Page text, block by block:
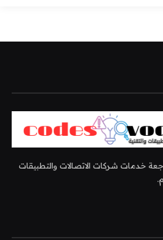
خدمات شركات الاتصالات والتطبيقات